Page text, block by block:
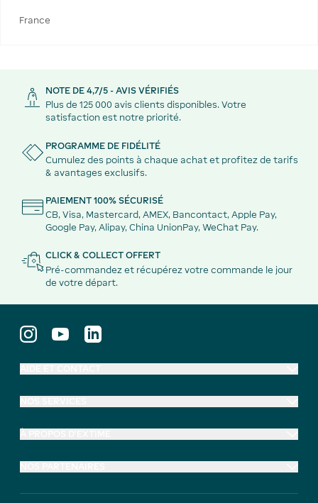
France
NOTE DE 4,7/5 - AVIS VÉRIFIÉS
Plus de 125 000 avis clients disponibles. Votre
satisfaction est notre priorité.
PROGRAMME DE FIDÉLITÉ
Cumulez des points à chaque achat et profitez de tarifs
& avantages exclusifs.
PAIEMENT 100% SÉCURISÉ
CB, Visa, Mastercard, AMEX, Bancontact, Apple Pay,
Google Pay, Alipay, China UnionPay, WeChat Pay.
CLICK & COLLECT OFFERT
Pré-commandez et récupérez votre commande le jour
de votre départ.